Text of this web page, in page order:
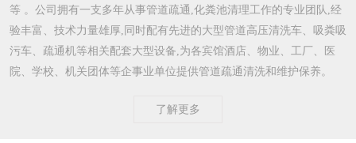
等 。公司拥有一支多年从事管道疏通,化粪池清理工作的专业团队,经
验丰富、技术力量雄厚,同时配有先进的大型管道高压清洗车、吸粪吸
污车、疏通机等相关配套大型设备,为各宾馆酒店、物业、工厂、医
院、学校、机关团体等企事业单位提供管道疏通清洗和维护保养。
了解更多